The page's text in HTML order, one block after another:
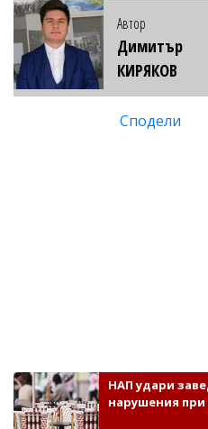
Автор
Димитър
КИРЯКОВ
Сподели
НАП удари
нарушения при